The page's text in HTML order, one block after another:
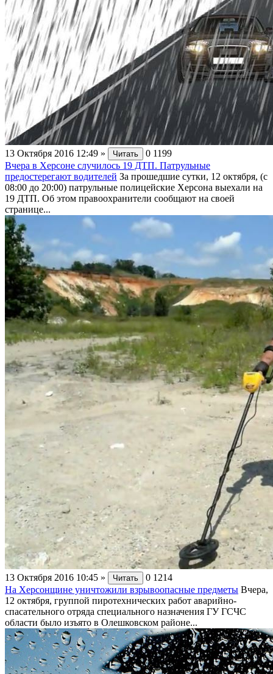
13 Октября 2016 12:49 » Читать 0 1199
Вчера в Херсоне случилось 19 ДТП. Патрульные
предостерегают водителей За прошедшие сутки, 12 октября, (с
08:00 до 20:00) патрульные полицейские Херсона выехали на
19 ДТП. Об этом правоохранители сообщают на своей
странице...
13 Октября 2016 10:45 » Читать 0 1214
На Херсонщине уничтожили взрывоопасные предметы Вчера,
12 октября, группой пиротехнических работ аварийно-
спасательного отряда специального назначения ГУ ГСЧС
области было изъято в Олешковском районе...